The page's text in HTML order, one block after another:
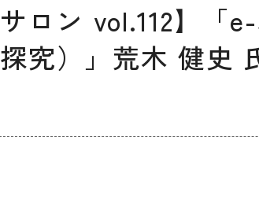
ブランディング
ロン vol.112】「
究）」荒木 健史